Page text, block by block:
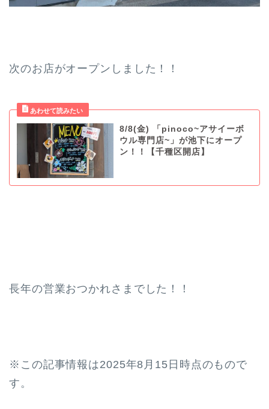
次のお店がオープンしました！！
8/8(金) 「pinoco~アサイーボ
ウル専門店~」が池下にオープ
ン！！【千種区開店】
長年の営業おつかれさまでした！！
※この記事情報は2025年8月15日時点のもので
す。